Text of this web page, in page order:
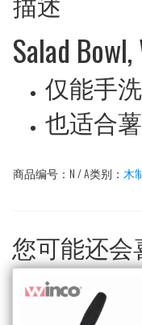
量
Salad
仅能手洗
也适合
商品编号： N / A类别： 木
您可能还会